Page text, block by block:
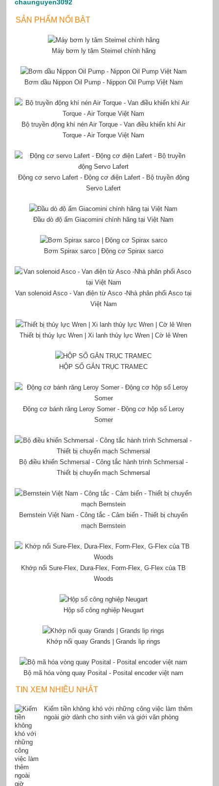
chaunguyen3092
SẢN PHẨM NỔI BẬT
Máy bơm ly tâm Steimel chính hãng
Bơm dầu Nippon Oil Pump - Nippon Oil Pump Việt Nam
Bộ truyền động khí nén Air Torque - Van điều khiển khí Air
Torque - Air Torque Việt Nam
Động cơ servo Lafert - Động cơ điện Lafert - Bộ truyền động
Servo Lafert
Đầu dò độ ẩm Giacomini chính hãng tại Việt Nam
Bơm Spirax sarco | Động cơ Spirax sarco
Van solenoid Asco - Van điện từ Asco -Nhà phân phối Asco tại
Việt Nam
Thiết bị thủy lực Wren | Xi lanh thủy lực Wren | Cờ lê Wren
HỘP SỐ GẮN TRỤC TRAMEC
Động cơ bánh răng Leroy Somer - Động cơ hộp số Leroy
Somer
Bộ điều khiển Schmersal - Công tắc hành trình Schmersal -
Thiết bị chuyển mạch Schmersal
Bernstein Việt Nam - Công tắc - Cảm biến - Thiết bị chuyển
mạch Bernstein
Khớp nối Sure-Flex, Dura-Flex, Form-Flex, G-Flex của TB
Woods
Hộp số công nghiệp Neugart
Khớp nối quay Grands | Grands lip rings
Bộ mã hóa vòng quay Posital - Posital encoder việt nam
TIN XEM NHIỀU NHẤT
Kiếm tiền không khó với những công việc làm thêm
ngoài giờ dành cho sinh viên và giới văn phòng